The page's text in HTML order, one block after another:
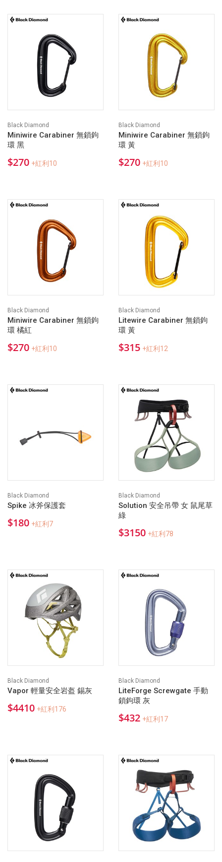
Black Diamond
Miniwire Carabiner 無鎖鉤
環 黑
$270 +紅利10
Black Diamond
Miniwire Carabiner 無鎖鉤
環 黃
$270 +紅利10
Black Diamond
Miniwire Carabiner 無鎖鉤
環 橘紅
$270 +紅利10
Black Diamond
Litewire Carabiner 無鎖鉤
環 黃
$315 +紅利12
Black Diamond
Spike 冰斧保護套
$180 +紅利7
Black Diamond
Solution 安全吊帶 女 鼠尾草
綠
$3150 +紅利78
Black Diamond
Vapor 輕量安全岩盔 錫灰
$4410 +紅利176
Black Diamond
LiteForge Screwgate 手動
鎖鉤環 灰
$432 +紅利17